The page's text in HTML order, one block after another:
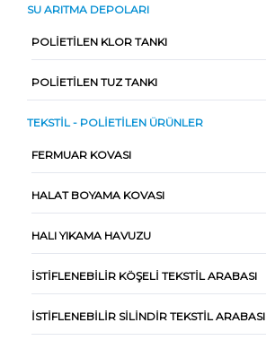
SU ARITMA DEPOLARI
POLIETILEN KLOR TANKI
POLIETILEN TUZ TANKI
TEKSTIL - POLIETILEN ÜRÜNLER
FERMUAR KOVASI
HALAT BOYAMA KOVASI
HALI YIKAMA HAVUZU
İSTIFLENEBILIR KÖŞELI TEKSTIL ARABASI
İSTIFLENEBILIR SILINDIR TEKSTIL ARABASI